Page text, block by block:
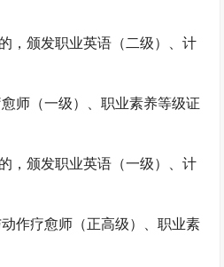
，颁发职业英语（二级）、计
师（一级）、职业素养等级证
，颁发职业英语（一级）、计
作疗愈师（正高级）、职业素